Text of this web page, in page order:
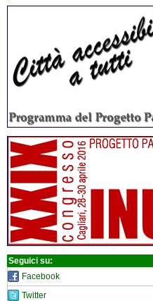
Seguici su:
Facebook
Twitter